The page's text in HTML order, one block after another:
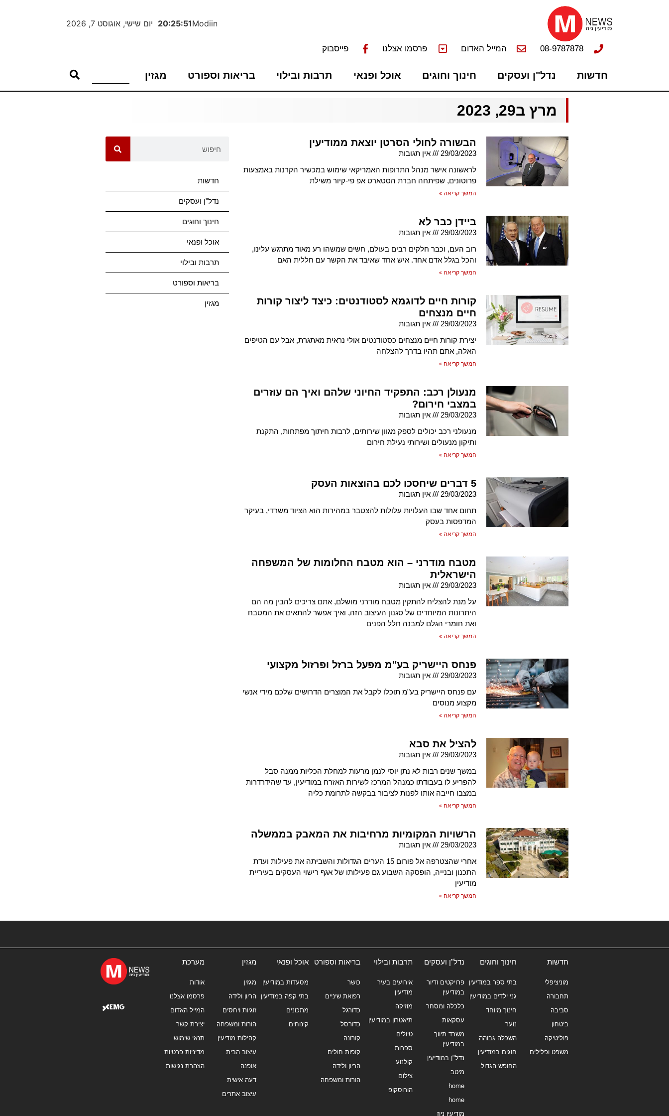
Modiin
20:25:52 יום שישי, אוגוסט 7, 2026
08-9787878 המייל האדום פרסמו אצלנו פייסבוק
חדשות נדל"ן ועסקים חינוך וחוגים אוכל ופנאי תרבות ובילוי בריאות וספורט מגזין
מרץ ב29, 2023
הבשורה לחולי הסרטן יוצאת ממודיעין
29/03/2023
אין תגובות
לראשונה אישר מנהל התרופות האמריקאי שימוש במכשיר הקרנות באמצעות
פרוטונים, שפיתחה חברת הסטארט אפ פי-קיור משילת
המשך קריאה »
ביידן כבר לא
29/03/2023
אין תגובות
רוב העם, וכבר חלקים רבים בעולם, חשים שמשהו רע מאוד מתרגש עלינו,
והכל בגלל אדם אחד. איש אחד שאיבד את הקשר עם חללית האם
המשך קריאה »
קורות חיים לדוגמא לסטודנטים: כיצד ליצור קורות
חיים מנצחים
29/03/2023
אין תגובות
יצירת קורות חיים מנצחים כסטודנטים אולי נראית מאתגרת, אבל עם הטיפים
האלה, אתם תהיו בדרך להצלחה
המשך קריאה »
מנעולן רכב: התפקיד החיוני שלהם ואיך הם עוזרים
במצבי חירום?
29/03/2023
אין תגובות
מנעולני רכב יכולים לספק מגוון שירותים, לרבות חיתוך מפתחות, התקנת
ותיקון מנעולים ושירותי נעילת חירום
המשך קריאה »
5 דברים שיחסכו לכם בהוצאות העסק
29/03/2023
אין תגובות
תחום אחד שבו העלויות עלולות להצטבר במהירות הוא הציוד משרדי, בעיקר
המדפסות בעסק
המשך קריאה »
מטבח מודרני – הוא מטבח החלומות של המשפחה
הישראלית
29/03/2023
אין תגובות
על מנת להצליח להתקין מטבח מודרני מושלם, אתם צריכים להבין מה הם
היתרונות המיוחדים של סגנון העיצוב הזה, ואיך אפשר להתאים את המטבח
ואת חומרי הגלם למבנה חלל הפנים
המשך קריאה »
פנחס היישריק בע"מ מפעל ברזל ופרזול מקצועי
29/03/2023
אין תגובות
עם פנחס היישריק בע"מ תוכלו לקבל את המוצרים הדרושים שלכם מידי אנשי
מקצוע מנוסים
המשך קריאה »
להציל את סבא
29/03/2023
אין תגובות
במשך שנים רבות לא נתן יוסי לנמן מרעות למחלת הכליות ממנה סבל
להפריע לו בעבודתו כמנהל המרכז לשירות האזרח במודיעין, עד שהידרדרות
במצבו חייבה אותו לפנות לציבור בבקשה לתרומת כליה
המשך קריאה »
הרשויות המקומיות מרחיבות את המאבק בממשלה
29/03/2023
אין תגובות
אחרי שהצטרפה אל פורום 15 הערים הגדולות והשביתה את פעילות ועדת
התכנון ובנייה, הופסקה השבוע גם פעילותו של אגף רישוי העסקים בעיריית
מודיעין
המשך קריאה »
חדשות
נדל"ן ועסקים
חינוך וחוגים
אוכל ופנאי
תרבות ובילוי
בריאות וספורט
מגזין
חדשות
מוניציפלי
תחבורה
סביבה
ביטחון
פוליטיקה
משפט ופלילים
חינוך וחוגים
בתי ספר במודיעין
גני ילדים במודיעין
חינוך מיוחד
נוער
השכלה גבוהה
חוגים במודיעין
החופש הגדול
נדל"ן ועסקים
פרויקטים ודיור
במודיעין
כלכלה ומסחר
עסקאות
משרד תיווך
במודיעין
נדל"ן במודיעין
מיטב
home
home
מודיעין ניוז
תרבות ובילוי
אירועים בעיר
מודיעין
מוזיקה
תיאטרון במודיעין
טיולים
ספרות
קולנוע
צילום
הורוסקופ
בריאות וספורט
כושר
רפואת שיניים
כדורגל
כדורסל
קורונה
קופות חולים
הריון ולידה
הורות ומשפחה
אוכל ופנאי
מסעדות במודיעין
בתי קפה במודיעין
מתכונים
קינוחים
מגזין
מגזין
הריון ולידה
זוגיות ויחסים
הורות ומשפחה
קהילות מודיעין
עיצוב הבית
אופנה
דעה אישית
עיצוב אתרים
מערכת
אודות
פרסמו אצלנו
המייל האדום
יצירת קשר
תנאי שימוש
מדיניות פרטיות
הצהרת נגישות